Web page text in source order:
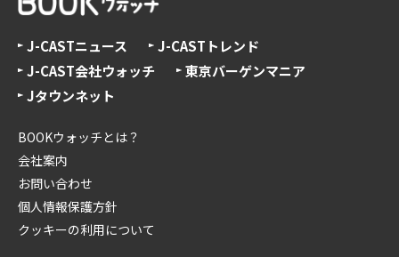
J-CASTニュース
J-CASTトレンド
J-CAST会社ウォッチ
東京バーゲンマニア
Jタウンネット
BOOKウォッチとは？
会社案内
お問い合わせ
個人情報保護方針
クッキーの利用について